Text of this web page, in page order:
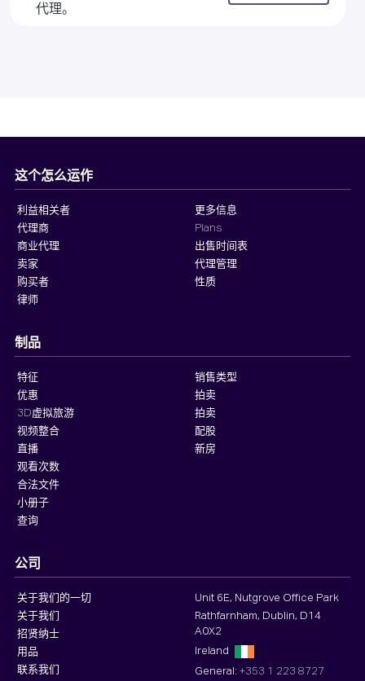
代理。
这个怎么运作
利益相关者
代理商
商业代理
卖家
购买者
律师
更多信息
Plans
出售时间表
代理管理
性质
制品
特征
优惠
3D虚拟旅游
视频整合
直播
观看次数
合法文件
小册子
查询
销售类型
拍卖
拍卖
配股
新房
公司
关于我们的一切
关于我们
招贤纳士
用品
联系我们
Unit 6E, Nutgrove Office Park
Rathfarnham, Dublin, D14
A0X2
Ireland
General: +353 1 223 8727